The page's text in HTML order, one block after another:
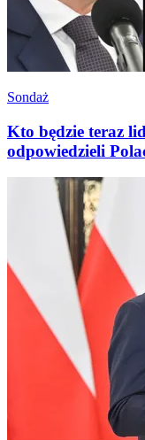
Sondaż
Kto będzie teraz
odpowiedzieli